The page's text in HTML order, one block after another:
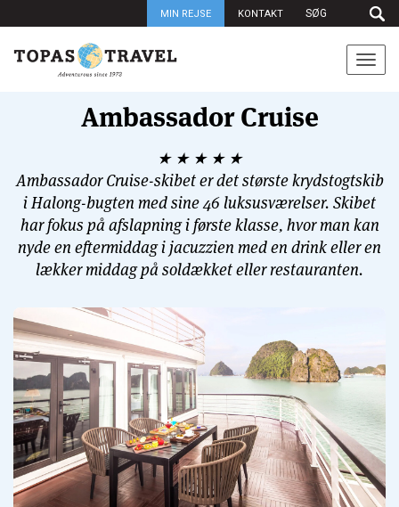
MIN REJSE KONTAKT
Ambassador Cruise
★ ★ ★ ★ ★
Ambassador Cruise-skibet er det største krydstogtskib
i Halong-bugten med sine 46 luksusværelser. Skibet
har fokus på afslapning i første klasse, hvor man kan
nyde en eftermiddag i jacuzzien med en drink eller en
lækker middag på soldækket eller restauranten.